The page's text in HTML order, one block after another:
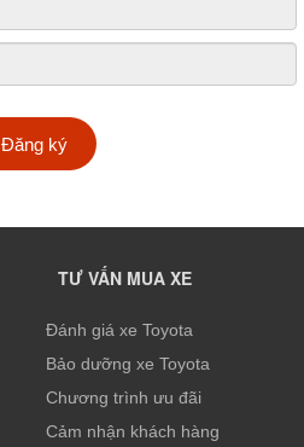
Đăng ký
TƯ VẤN MUA XE
Đánh giá xe Toyota
Bảo dưỡng xe Toyota
Chương trình ưu đãi
Cảm nhận khách hàng